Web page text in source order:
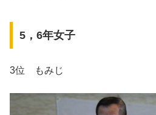
5，6年女子
3位 もみじ